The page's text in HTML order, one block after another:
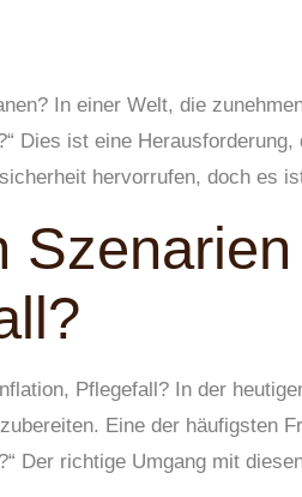
In einer Welt, die
Dies ist eine
hervorrufen, doch es
Pflegefall? In der
Eine der häufigsten
Der richtige Umgang mit